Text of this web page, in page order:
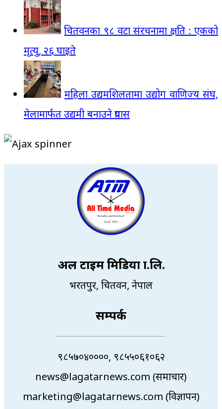
चितवनका ९८ वटा संरचनामा क्षति : एकको
मृत्यु, २६ घाइते
महिला उद्यमशिलतामा उद्योग वाणिज्य संघ,
मेलामार्फत उद्यमी बनाउने प्रयास
अल टाइम मिडिया प्रा.लि.
भरतपुर, चितवन, नेपाल
सम्पर्क
९८५७०४००००, ९८५५०६१०६२
news@lagatarnews.com (समाचार)
marketing@lagatarnews.com (विज्ञापन)